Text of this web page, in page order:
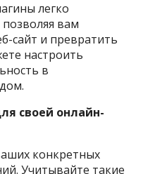
легко
вам
сайт и превратить
настроить
в
своей онлайн-
конкретных
Учитывайте такие